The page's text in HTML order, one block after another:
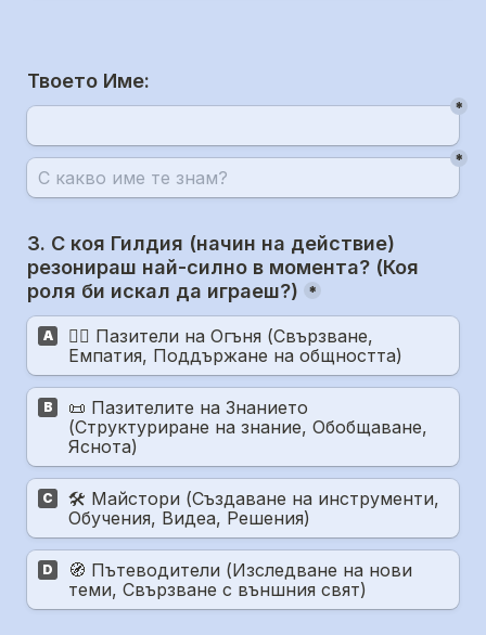
Твоето Име:
*
*
3. С коя Гилдия (начин на действие)
резонираш най-силно в момента? (Коя
роля би искал да играеш?)
*
A
❤️‍🔥 Пазители на Огъня (Свързване,
Емпатия, Поддържане на общността)
B
📜 Пазителите на Знанието
(Структуриране на знание, Обобщаване,
Яснота)
C
🛠️ Майстори (Създаване на инструменти,
Обучения, Видеа, Решения)
D
🧭 Пътеводители (Изследване на нови
теми, Свързване с външния свят)